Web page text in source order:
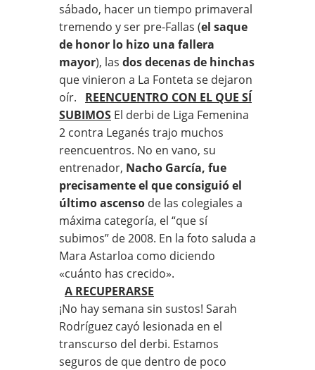
sábado, hacer un tiempo primaveral
tremendo y ser pre-Fallas (el saque
de honor lo hizo una fallera
mayor), las dos decenas de hinchas
que vinieron a La Fonteta se dejaron
oír. REENCUENTRO CON EL QUE SÍ
SUBIMOS El derbi de Liga Femenina
2 contra Leganés trajo muchos
reencuentros. No en vano, su
entrenador, Nacho García, fue
precisamente el que consiguió el
último ascenso de las colegiales a
máxima categoría, el “que sí
subimos” de 2008. En la foto saluda a
Mara Astarloa como diciendo
«cuánto has crecido».
A RECUPERARSE
¡No hay semana sin sustos! Sarah
Rodríguez cayó lesionada en el
transcurso del derbi. Estamos
seguros de que dentro de poco